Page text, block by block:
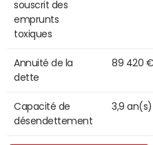
souscrit des
emprunts
toxiques
Annuité de la
dette
89 420 €
Capacité de
désendettement
3,9 an(s)